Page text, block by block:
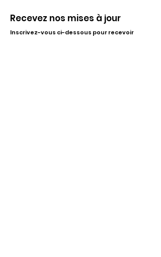
Recevez nos mises à jour
Inscrivez-vous ci-dessous pour recevoir